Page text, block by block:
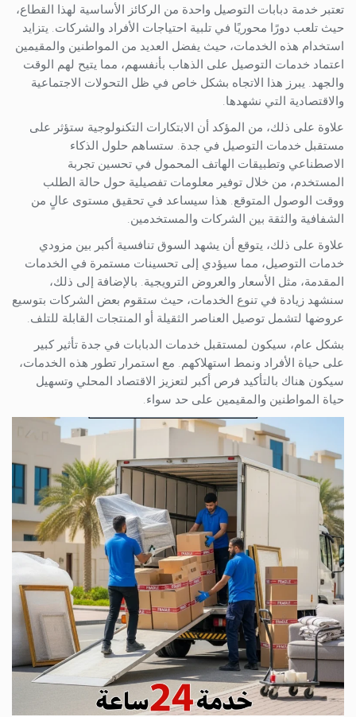
تعتبر خدمة دبابات التوصيل واحدة من الركائز الأساسية لهذا القطاع،
حيث تلعب دورًا محوريًا في تلبية احتياجات الأفراد والشركات. يتزايد
استخدام هذه الخدمات، حيث يفضل العديد من المواطنين والمقيمين
اعتماد خدمات التوصيل على الذهاب بأنفسهم، مما يتيح لهم الوقت
والجهد. يبرز هذا الاتجاه بشكل خاص في ظل التحولات الاجتماعية
والاقتصادية التي نشهدها.
علاوة على ذلك، من المؤكد أن الابتكارات التكنولوجية ستؤثر على
مستقبل خدمات التوصيل في جدة. ستساهم حلول الذكاء
الاصطناعي وتطبيقات الهاتف المحمول في تحسين تجربة
المستخدم، من خلال توفير معلومات تفصيلية حول حالة الطلب
ووقت الوصول المتوقع. هذا سيساعد في تحقيق مستوى عالٍ من
الشفافية والثقة بين الشركات والمستخدمين.
علاوة على ذلك، يتوقع أن يشهد السوق تنافسية أكبر بين مزودي
خدمات التوصيل، مما سيؤدي إلى تحسينات مستمرة في الخدمات
المقدمة، مثل الأسعار والعروض الترويجية. بالإضافة إلى ذلك،
سنشهد زيادة في تنوع الخدمات، حيث ستقوم بعض الشركات بتوسيع
عروضها لتشمل توصيل العناصر الثقيلة أو المنتجات القابلة للتلف.
بشكل عام، سيكون لمستقبل خدمات الدبابات في جدة تأثير كبير
على حياة الأفراد ونمط استهلاكهم. مع استمرار تطور هذه الخدمات،
سيكون هناك بالتأكيد فرص أكبر لتعزيز الاقتصاد المحلي وتسهيل
حياة المواطنين والمقيمين على حد سواء.